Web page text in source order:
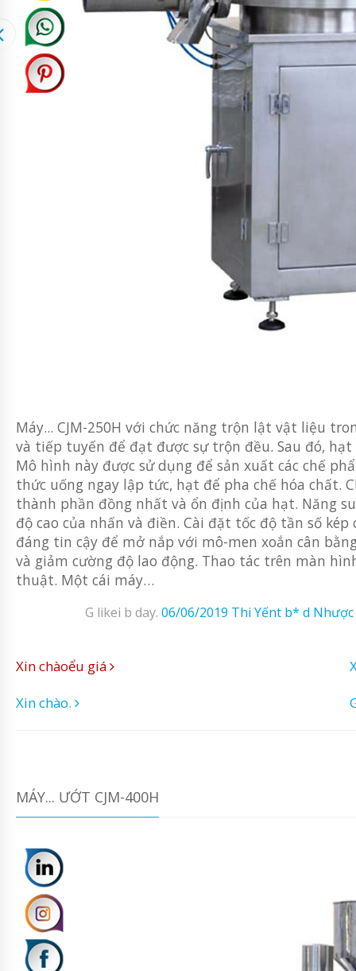
Máy... CJM-250H với chức năng trộn lật vật liệu
và tiếp tuyến để đạt được sự trộn đều. Sau đó,
Mô hình này được sử dụng để sản xuất các chế
thức uống ngay lập tức, hạt để pha chế hóa chất.
thành phần đồng nhất và ổn định của hạt. Năng
độ cao của nhấn và điền. Cài đặt tốc độ tần số
đáng tin cậy để mở nắp với mô-men xoắn cân
và giảm cường độ lao động. Thao tác trên màn
thuật. Một cái máy…
G likei b day. 06/06/2019 Thi Yếnt b* d
Xin chàoểu giá
Xin chào.
MÁY... ƯỚT CJM-400H